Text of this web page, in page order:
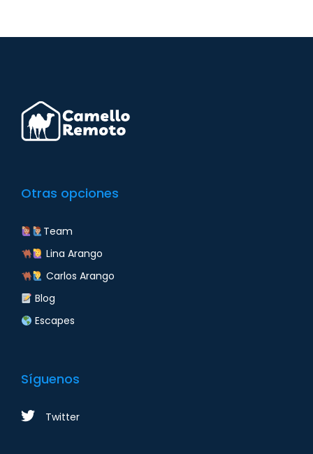
Otras opciones
Team
Lina Arango
Carlos Arango
Blog
Escapes
Síguenos
Twitter